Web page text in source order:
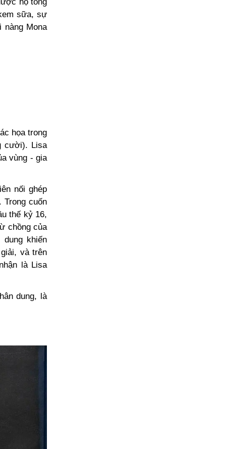
sữa, sự
nàng Mona
họa trong
cười). Lisa
vùng - gia
nối ghép
cuốn
thế kỷ 16,
chồng của
dung khiến
và trên
là Lisa
dung, là